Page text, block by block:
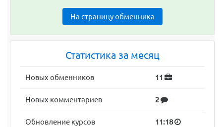
На страницу обменника
Статистика за месяц
Новых обменников 11
Новых комментариев 2
Обновление курсов 11:18